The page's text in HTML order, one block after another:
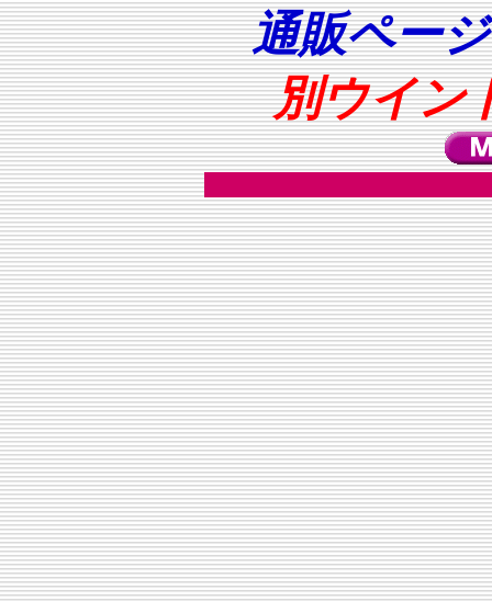
通販ペー
別ウイン